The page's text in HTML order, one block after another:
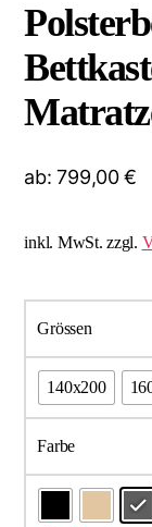
ab:799,00€
inkl. MwSt. zzgl.
Grössen
140x200
Farbe